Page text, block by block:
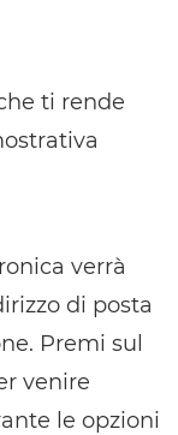
ti rende
verrà
di posta
Premi sul
venire
le opzioni